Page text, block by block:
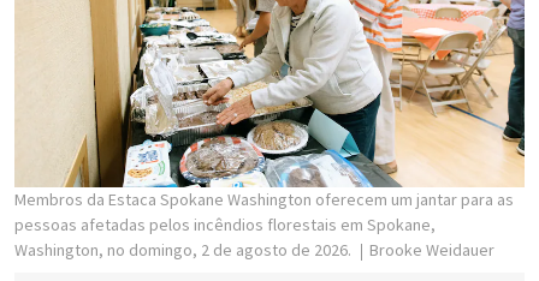
Membros da Estaca Spokane Washington oferecem um jantar para as
pessoas afetadas pelos incêndios florestais em Spokane,
Washington, no domingo, 2 de agosto de 2026.
Brooke Weidauer